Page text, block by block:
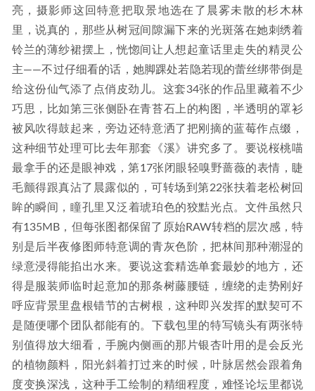
亮，摄影师这回特意把取景地选在了晨雾未散的杉木林
里，说真的，那些从树冠间隙漏下来的光斑落在她刺绣着
铃兰的薄纱裙摆上，恍惚间让人想起童话里走失的精灵公
主——不过仔细看的话，她脚踝处若隐若现的蕾丝绑带倒是
给这份仙气添了点俏皮劲儿。这套34张的作品里藏着不少
巧思，比如第三张侧卧在青苔石上的构图，半透明的罩衫
被风吹得鼓起来，旁边还特意洒了把刚摘的蓝莓作点缀，
这种细节处理可比去年那套《溪》讲究多了。要说桜桃喵
最拿手的还是眼神戏，第17张闭眼轻嗅野蔷薇的表情，睫
毛颤得跟真沾了晨露似的，可转场到第22张扶着老松树回
眸的瞬间，瞳孔里又泛着琥珀色的狡黠光点。文件虽然只
有135MB，但每张图都保留了原始RAW转档的层次感，特
别是后半夜修图师特意调的青灰色阶，把林间那种潮湿的
绿意浸得能掐出水来。要说这套精选单套最妙的地方，还
得是服装师临时起意加的那条树藤腰链，缠绕的走势刚好
呼应背景里盘根错节的古树根，这种即兴发挥的默契可不
是随便哪个团队都能有的。下载包里的特写镜头有两张特
别值得放大细看，手腕内侧画的那片银杏叶用的是会反光
的植物颜料，阳光斜着打过来的时候，叶脉居然会跟着角
度变换深浅，这种手工绘制的精细程度，难怪论坛里都说